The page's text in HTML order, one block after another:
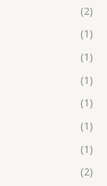
(2)
(1)
(1)
(1)
(1)
(1)
(1)
(2)